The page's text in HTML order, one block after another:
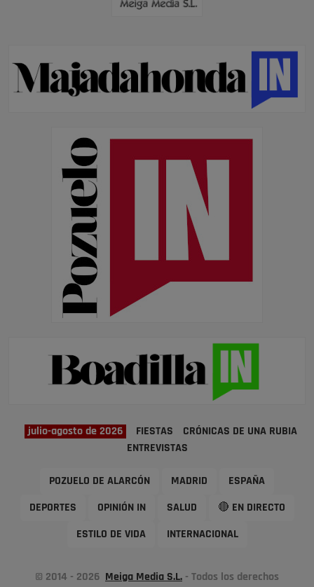
julio-agosto de 2026 FIESTAS
CRÓNICAS DE UNA RUBIA
ENTREVISTAS
POZUELO DE ALARCÓN MADRID ESPAÑA
DEPORTES OPINIÓN IN SALUD 🔴 EN DIRECTO
ESTILO DE VIDA INTERNACIONAL
© 2014 - 2026 Meiga Media S.L. - Todos los derechos